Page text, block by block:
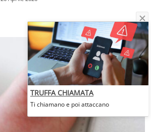
TRUFFA CHIAMATA
Ti chiamano e poi attaccano